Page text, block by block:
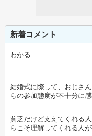
新着コメント
わかる
結婚式に際して、おじさ
らの参加態度が不十分に
貧乏だけど支えてくれる
らこそ理解してくれる人